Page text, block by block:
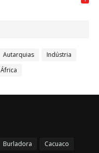
Autarquias
Indústria
África
Burladora Cacuaco